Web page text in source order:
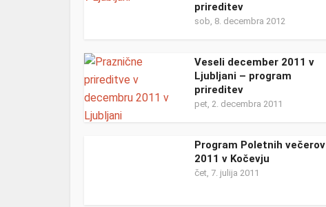
prireditev
sob, 8. decembra 2012
Veseli december 2011 v
Ljubljani – program
prireditev
pet, 2. decembra 2011
Program Poletnih večerov
2011 v Kočevju
čet, 7. julija 2011